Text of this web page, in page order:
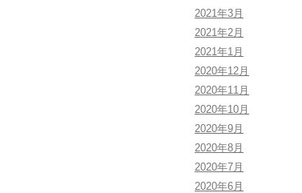
2021年3月
2021年2月
2021年1月
2020年12月
2020年11月
2020年10月
2020年9月
2020年8月
2020年7月
2020年6月